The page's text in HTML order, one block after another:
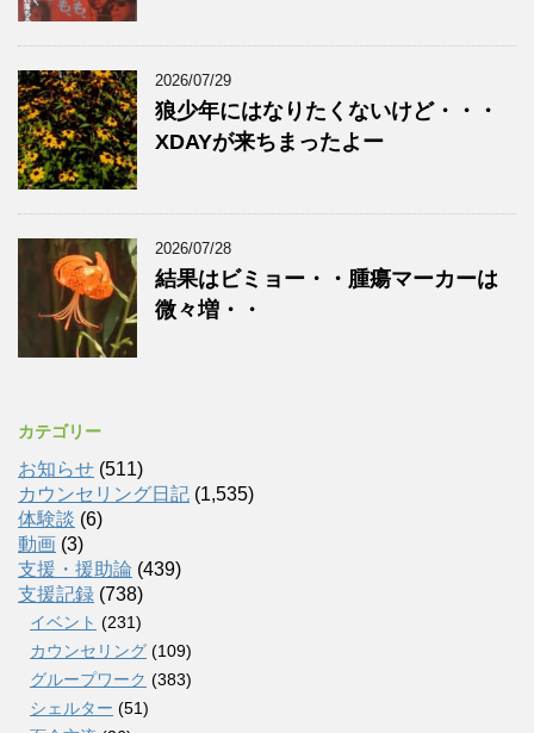
2026/07/29
狼少年にはなりたくないけど・・・
XDAYが来ちまったよー
2026/07/28
結果はビミョー・・腫瘍マーカーは
微々増・・
カテゴリー
お知らせ (511)
カウンセリング日記 (1,535)
体験談 (6)
動画 (3)
支援・援助論 (439)
支援記録 (738)
イベント (231)
カウンセリング (109)
グループワーク (383)
シェルター (51)